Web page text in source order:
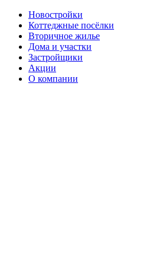
Новостройки
Коттеджные посёлки
Вторичное жилье
Дома и участки
Застройщики
Акции
О компании